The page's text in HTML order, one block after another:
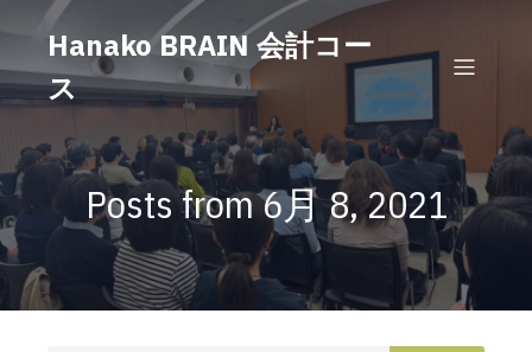
Hanako BRAIN 会計コー
ス
Posts from 6月 8, 2021